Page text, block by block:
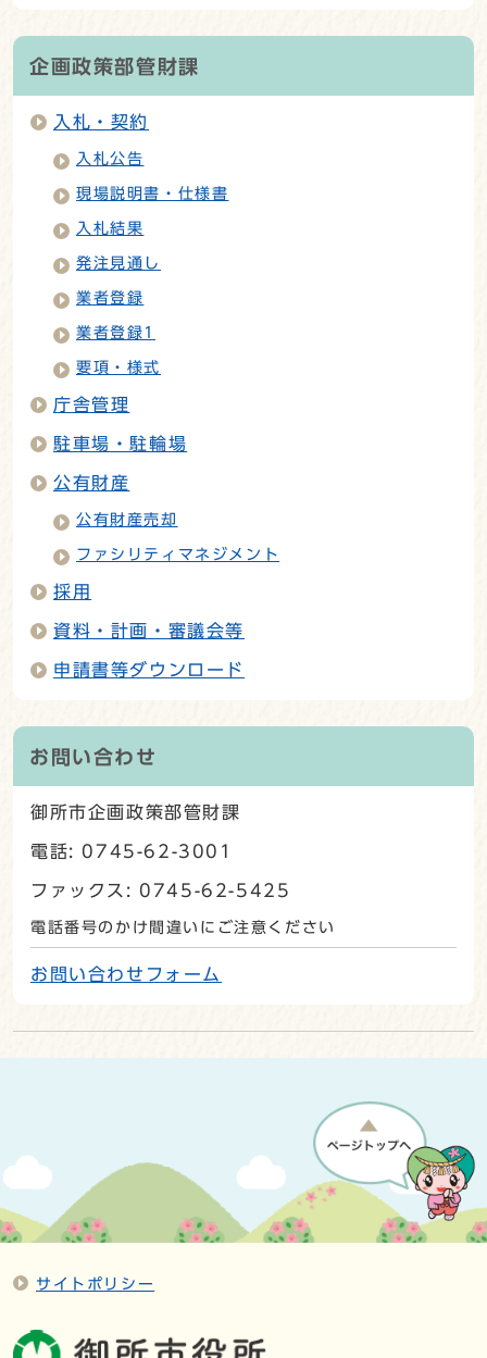
企画政策部管財課
入札・契約
入札公告
現場説明書・仕様書
入札結果
発注見通し
業者登録
業者登録1
要項・様式
庁舎管理
駐車場・駐輪場
公有財産
公有財産売却
ファシリティマネジメント
採用
資料・計画・審議会等
申請書等ダウンロード
お問い合わせ
御所市企画政策部管財課
電話: 0745-62-3001
ファックス: 0745-62-5425
電話番号のかけ間違いにご注意ください
お問い合わせフォーム
サイトポリシー